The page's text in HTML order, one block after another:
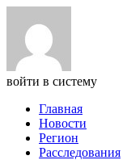
войти в систему
Главная
Новости
Регион
Расследования